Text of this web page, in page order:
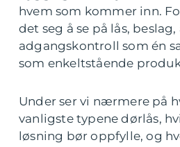
hvem som kommer inn.
det seg å se på lås,
adgangskontroll som én
som enkeltstående
Under ser vi nærmere på
vanligste typene dørlås,
løsning bør oppfylle, og